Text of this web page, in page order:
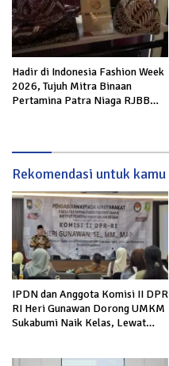
Hadir di Indonesia Fashion Week
2026, Tujuh Mitra Binaan
Pertamina Patra Niaga RJBB
Rekomendasi untuk kamu
IPDN dan Anggota Komisi II DPR
RI Heri Gunawan Dorong UMKM
Sukabumi Naik Kelas, Lewat